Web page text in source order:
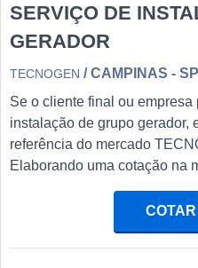
SERVIÇO DE
GERADOR
TECNOGEN / CAMPINAS - SP
Se o cliente final ou
instalação de grupo gerador,
referência do mercado
Elaborando uma cotação na
atuação.OUTRAS
INSTALAÇÃO DE GRUPO
encontrar serviço de